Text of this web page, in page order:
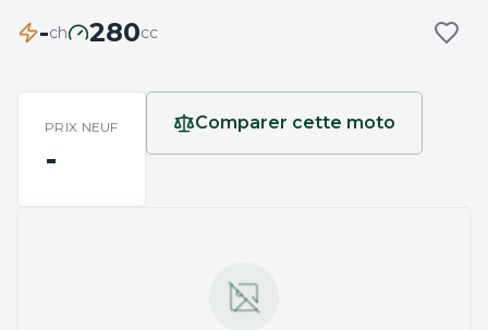
-ch 280cc
PRIX NEUF
-
Comparer cette moto